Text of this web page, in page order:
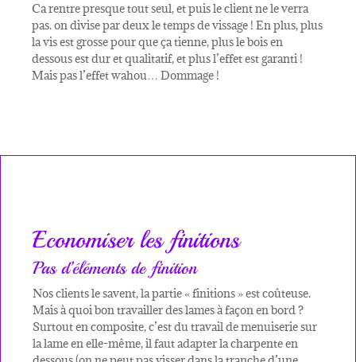
Ca rentre presque tout seul, et puis le client ne le verra
pas. on divise par deux le temps de vissage ! En plus, plus
la vis est grosse pour que ça tienne, plus le bois en
dessous est dur et qualitatif, et plus l’effet est garanti !
Mais pas l’effet wahou… Dommage !
Economiser les finitions
Pas d’éléments de finition
Nos clients le savent, la partie « finitions » est coûteuse.
Mais à quoi bon travailler des lames à façon en bord ?
Surtout en composite, c’est du travail de menuiserie sur
la lame en elle-même, il faut adapter la charpente en